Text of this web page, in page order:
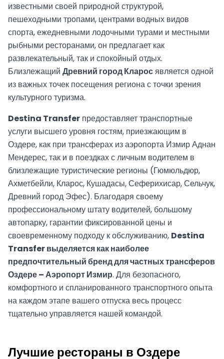
известными своей природной структурой,
пешеходными тропами, центрами водных видов
спорта, ежедневными лодочными турами и местными
рыбными ресторанами, он предлагает как
развлекательный, так и спокойный отдых.
Близлежащий Древний город Кларосявляется одной
из важных точек посещения региона с точки зрения
культурного туризма.
Destina Transfer предоставляет транспортные
услуги высшего уровня гостям, приезжающим в
Оздере, как при трансферах из аэропорта Измир Аднан
Мендерес, так и в поездках с личным водителем в
близлежащие туристические регионы (Гюмюльдюр,
Ахметбейли, Кларос, Кушадасы, Сеферихисар, Сельчук,
Древний город Эфес). Благодаря своему
профессиональному штату водителей, большому
автопарку, гарантии фиксированной цены и
своевременному подходу к обслуживанию, Destina
Transfer выделяется как наиболее
предпочтительный бренд для частных трансферов
Оздере – Аэропорт Измир. Для безопасного,
комфортного и спланированного транспортного опыта
на каждом этапе вашего отпуска весь процесс
тщательно управляется нашей командой.
Лучшие рестораны в Оздере